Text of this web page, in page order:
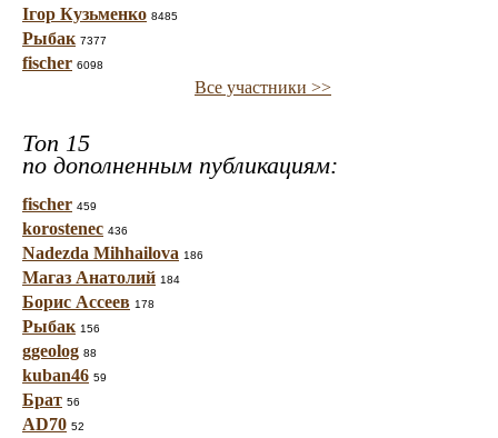
Ігор Кузьменко 8485
Рыбак 7377
fischer 6098
Все участники >>
Топ 15
по дополненным публикациям:
fischer 459
korostenec 436
Nadezda Mihhailova 186
Магаз Анатолий 184
Борис Ассеев 178
Рыбак 156
ggeolog 88
kuban46 59
Брат 56
AD70 52